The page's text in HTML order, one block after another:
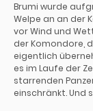
Brumi wurde
Welpe an an der
vor Wind und
der Komondore,
eigentlich
es im Laufe der
starrenden
einschränkt. Und